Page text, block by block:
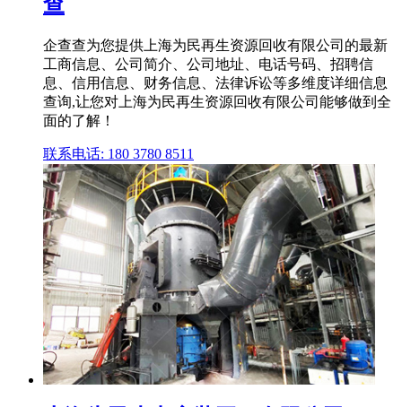
企查查为您提供上海为民再生资源回收有限公司的最新
工商信息、公司简介、公司地址、电话号码、招聘信
息、信用信息、财务信息、法律诉讼等多维度详细信息
查询,让您对上海为民再生资源回收有限公司能够做到全
面的了解！
联系电话: 180 3780 8511